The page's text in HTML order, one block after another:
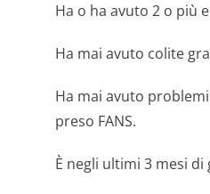
Ha o ha avuto 2 o più
Ha mai avuto colite
Ha mai avuto
preso FANS.
È negli ultimi 3 mesi di